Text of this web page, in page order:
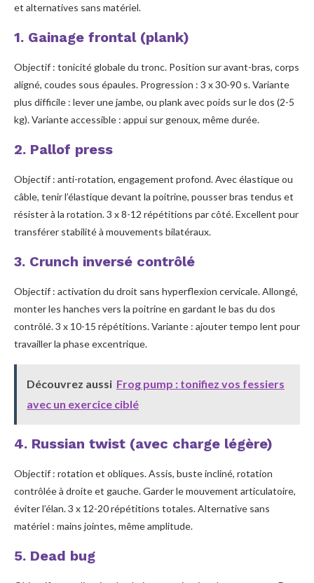
et alternatives sans matériel.
1. Gainage frontal (plank)
Objectif : tonicité globale du tronc. Position sur avant-bras, corps
aligné, coudes sous épaules. Progression : 3 x 30-90 s. Variante
plus difficile : lever une jambe, ou plank avec poids sur le dos (2-5
kg). Variante accessible : appui sur genoux, même durée.
2. Pallof press
Objectif : anti-rotation, engagement profond. Avec élastique ou
câble, tenir l’élastique devant la poitrine, pousser bras tendus et
résister à la rotation. 3 x 8-12 répétitions par côté. Excellent pour
transférer stabilité à mouvements bilatéraux.
3. Crunch inversé contrôlé
Objectif : activation du droit sans hyperflexion cervicale. Allongé,
monter les hanches vers la poitrine en gardant le bas du dos
contrôlé. 3 x 10-15 répétitions. Variante : ajouter tempo lent pour
travailler la phase excentrique.
Découvrez aussi Frog pump : tonifiez vos fessiers
avec un exercice ciblé
4. Russian twist (avec charge légère)
Objectif : rotation et obliques. Assis, buste incliné, rotation
contrôlée à droite et gauche. Garder le mouvement articulatoire,
éviter l’élan. 3 x 12-20 répétitions totales. Alternative sans
matériel : mains jointes, même amplitude.
5. Dead bug